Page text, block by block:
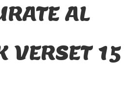
AL
VERSET 15